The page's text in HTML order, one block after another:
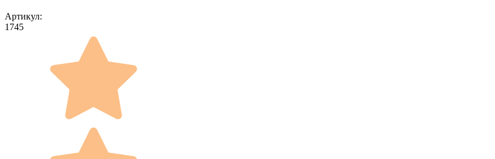
Артикул:
1745